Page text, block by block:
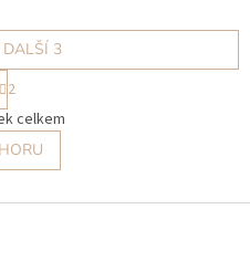
O
v
l
á
DALŠÍ 3
S
t
r
á
n
k
v
2
celkem